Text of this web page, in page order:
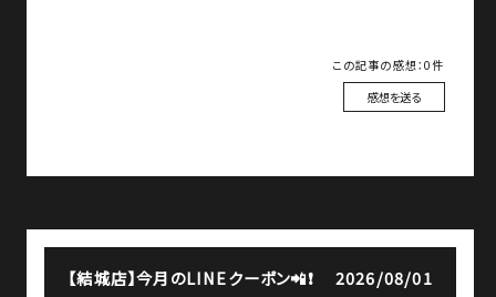
この記事の感想：0件
感想を送る
【結城店】今月のLINEクーポン📲❗ 2026/08/01